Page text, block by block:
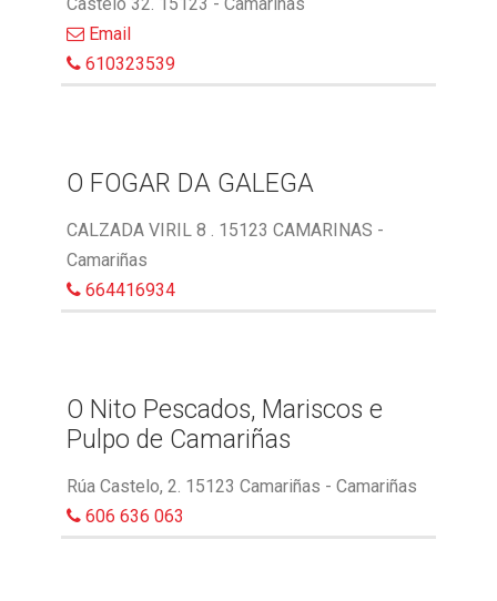
Email
610323539
O FOGAR DA GALEGA
CALZADA VIRIL 8 . 15123 CAMARINAS -
Camariñas
664416934
O Nito Pescados, Mariscos e
Pulpo de Camariñas
Rúa Castelo, 2. 15123 Camariñas - Camariñas
606 636 063